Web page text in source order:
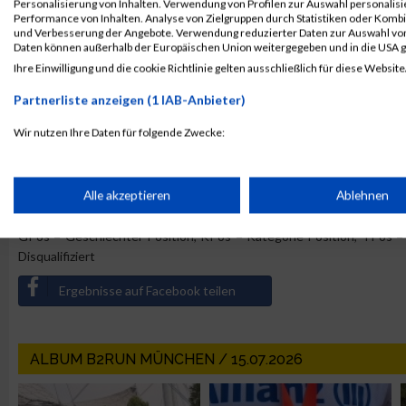
1131
Thea
10.
Stadt Dortmund 9027 Julian
9027
« 1 2 3 4 5 6 7 8 9 10 »
Legende:
GPos = Geschlechter Position, KPos = Kategorie Position, TPos
Disqualifiziert
Ergebnisse auf Facebook teilen
ALBUM B2RUN MÜNCHEN / 15.07.2026
Personalisierung von Inhalten. Verwendung von Profilen zur Auswahl
Performance von Inhalten. Analyse von Zielgruppen durch Statistiken oder
und Verbesserung der Angebote. Verwendung reduzierter Daten zur Auswahl
Daten können außerhalb der Europäischen Union weitergegeben und in die USA
Ihre Einwilligung und die cookie Richtlinie gelten ausschließlich für diese
Partnerliste anzeigen (1 IAB-Anbieter)
Wir nutzen Ihre Daten für folgende Zwecke:
Speichern von oder Zugriff auf Informationen auf einem
Verwendung reduzierter Daten zur Auswahl von Werbeanzeigen
Erstellung von Profilen für personalisierte Werbung
Verwendung von Profilen zur Auswahl personalisierter Werbung
Alle akzeptieren Ablehnen